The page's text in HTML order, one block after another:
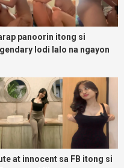
panoorin itong si
lodi lalo na ngayon
at innocent sa FB itong si